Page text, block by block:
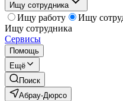
Ищу сотрудника
Ищу работу
Ищу
Ищу сотрудника
Сервисы
Помощь
Ещё
Поиск
Абрау-Дюрсо